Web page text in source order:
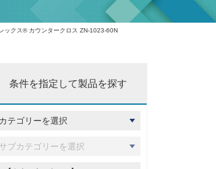
ックス® カウンタークロス ZN-1023-60N
条件を指定して製品を探す